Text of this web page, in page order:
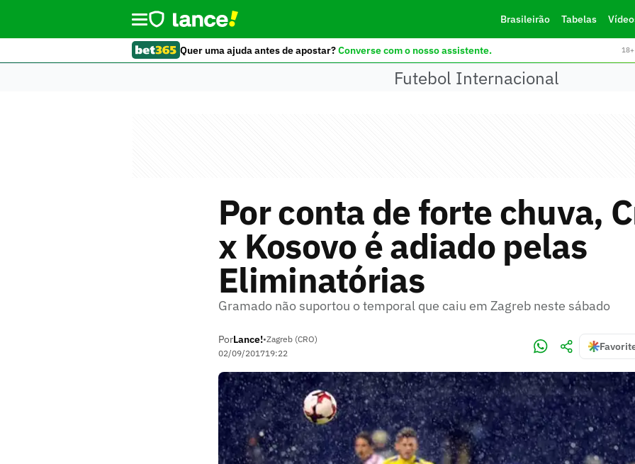
Brasileirão Tabelas
Quer uma ajuda antes de apostar?Converse com o nosso assistente.
Futebol Internacional
Por conta de forte chuva,
x Kosovo é adiado pelas
Eliminatórias
Gramado não suportou o temporal que caiu em Zagreb neste sábado
PorLance!•Zagreb (CRO)
02/09/201719:22